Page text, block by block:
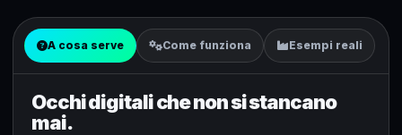
A cosa serve Come funziona Esempi reali
Occhi digitali che non si stancano
mai.